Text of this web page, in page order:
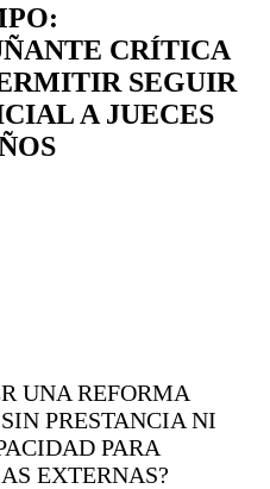
CRÍTICA
SEGUIR
A JUECES
UNA REFORMA
PRESTANCIA NI
PARA
EXTERNAS?